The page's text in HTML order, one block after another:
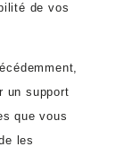
de vos
un support
que vous
les